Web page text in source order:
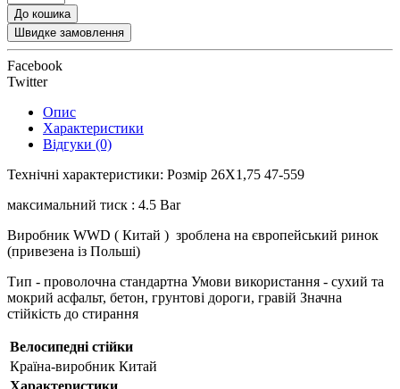
До кошика
Швидке замовлення
Facebook
Twitter
Опис
Характеристики
Відгуки (0)
Технічні характеристики: Розмір 26X1,75 47-559
максимальний тиск : 4.5 Bar
Виробник WWD ( Китай ) зроблена на європейський ринок
(привезена із Польші)
Тип - проволочна стандартна Умови використання - сухий та
мокрий асфальт, бетон, грунтові дороги, гравій Значна
стійкість до стирання
Велосипедні стійки
Країна-виробник Китай